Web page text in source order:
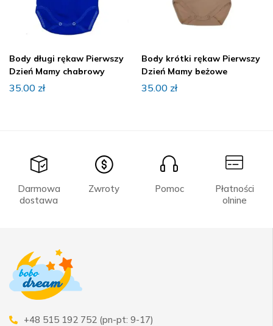
Body długi rękaw Pierwszy
Dzień Mamy chabrowy
35.00 zł
Body krótki rękaw Pierwszy
Dzień Mamy beżowe
35.00 zł
Darmowa
dostawa
Zwroty Pomoc
Płatności
olnine
+48 515 192 752 (pn-pt: 9-17)